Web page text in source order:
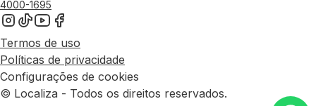
4000-1695
Termos de uso
Políticas de privacidade
Configurações de cookies
© Localiza - Todos os direitos reservados.